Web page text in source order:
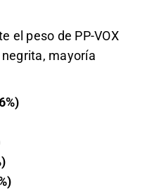
el peso de PP-VOX
mayoría